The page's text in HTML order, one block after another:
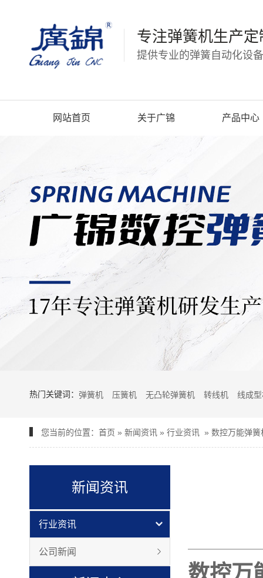
专注弹簧机生产定
提供专业的弹簧自动化设
网站首页 关于广锦 产品中心
热门关键词： 弹簧机 压簧机 无凸轮弹簧机 转线机 线成
您当前的位置： 首页 » 新闻资讯 » 行业资讯 » 数控万能弹
新闻资讯
行业资讯
公司新闻